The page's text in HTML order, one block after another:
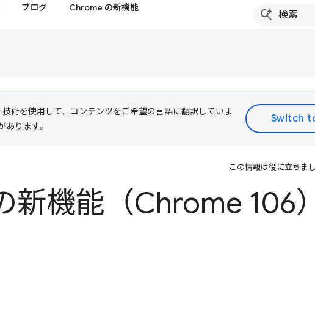
ブログ Chrome の新機能
術を使用して、コンテンツをご希望の言語に翻訳していま
ります。
この情報は役に立ちま
新機能（Chrome 106）